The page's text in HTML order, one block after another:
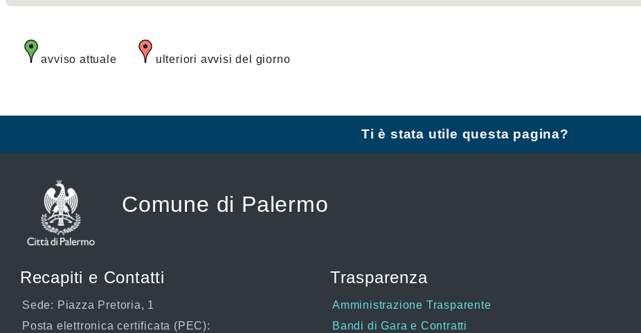
avviso attuale ulteriori avvisi del giorno
Ti è stata utile questa pagina?
Comune di Palermo
Recapiti e Contatti
Sede: Piazza Pretoria, 1
Posta elettronica certificata (PEC):
Trasparenza
Amministrazione Trasparente
Bandi di Gara e Contratti